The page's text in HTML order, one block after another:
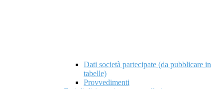
Dati società partecipate (da pubblicare in
tabelle)
Provvedimenti